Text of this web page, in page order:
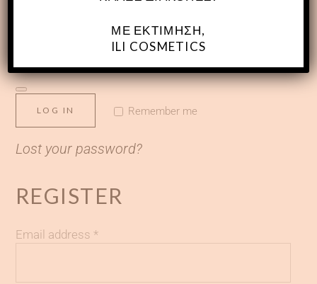
Remember me
LOG IN
Lost your password?
REGISTER
Email address *
ΜΕ ΕΚΤΊΜΗΣΗ,
ILI COSMETICS